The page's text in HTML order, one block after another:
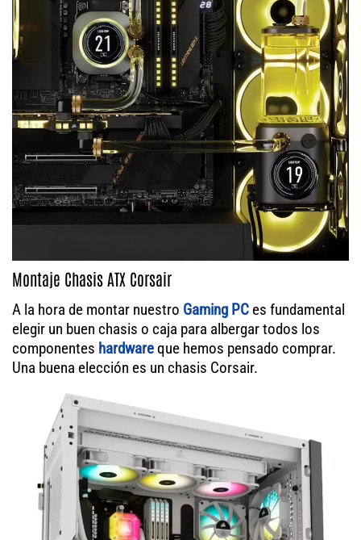
Montaje Chasis ATX Corsair
A la hora de montar nuestro Gaming PC es fundamental
elegir un buen chasis o caja para albergar todos los
componentes hardwareque hemos pensado comprar.
Una buena elección es un chasis Corsair.